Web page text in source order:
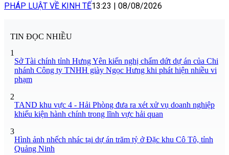
PHÁP LUẬT VỀ KINH TẾ13:23 | 08/08/2026
TIN ĐỌC NHIỀU
1
Sở Tài chính tỉnh Hưng Yên kiến nghị chấm dứt dự án của Chi
nhánh Công ty TNHH giày Ngọc Hưng khi phát hiện nhiều vi
phạm
2
TAND khu vực 4 - Hải Phòng đưa ra xét xử vụ doanh nghiệp
khiếu kiện hành chính trong lĩnh vực hải quan
3
Hình ảnh nhếch nhác tại dự án trăm tỷ ở Đặc khu Cô Tô, tỉnh
Quảng Ninh